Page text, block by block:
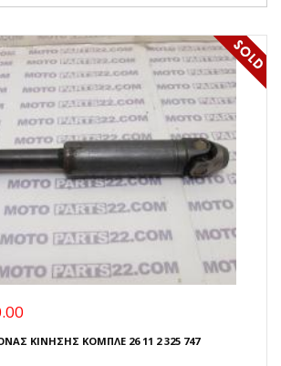
ΚΙΝΗΣΗΣ ΚΟΜΠΛΕ 26 11 2 325 747